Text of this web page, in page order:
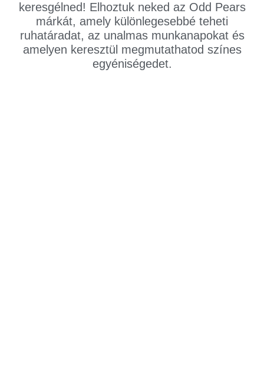
keresgélned! Elhoztuk neked az Odd Pears
márkát, amely különlegesebbé teheti
ruhatáradat, az unalmas munkanapokat és
amelyen keresztül megmutathatod színes
egyéniségedet.